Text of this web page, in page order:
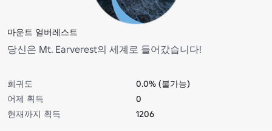
마운트 얼버레스트
당신은 Mt. Earverest의 세계로 들어갔습니다!
희귀도
0.0% (불가능)
어제 획득
0
현재까지 획득
1206